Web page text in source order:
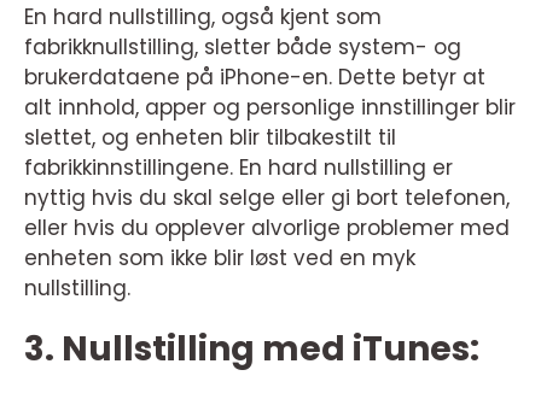
En hard nullstilling, også kjent som
fabrikknullstilling, sletter både system- og
brukerdataene på iPhone-en. Dette betyr at
alt innhold, apper og personlige innstillinger blir
slettet, og enheten blir tilbakestilt til
fabrikkinnstillingene. En hard nullstilling er
nyttig hvis du skal selge eller gi bort telefonen,
eller hvis du opplever alvorlige problemer med
enheten som ikke blir løst ved en myk
nullstilling.
3. Nullstilling med iTunes: